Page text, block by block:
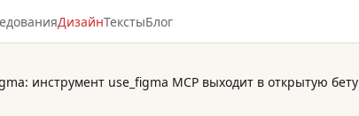
ДизайнТекстыБлог
инструмент use_figma MCP выходит в открытую бету